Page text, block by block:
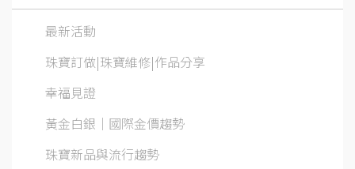
最新活動
珠寶訂做|珠寶維修|作品分享
幸福見證
黃金白銀│國際金價趨勢
珠寶新品與流行趨勢